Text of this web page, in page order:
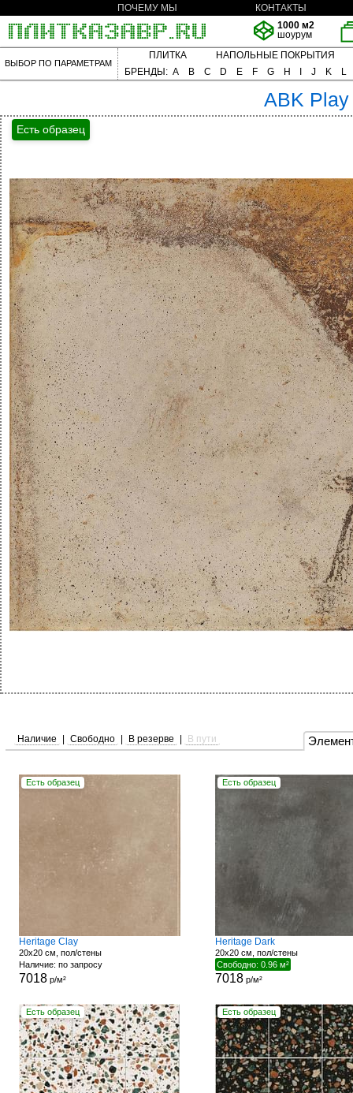
ПОЧЕМУ МЫ
КОНТАКТЫ
1000 м2
шоурум
ВЫБОР ПО ПАРАМЕТРАМ
ПЛИТКА
НАПОЛЬНЫЕ ПОКРЫТИЯ
БРЕНДЫ: A B C D E F G H J K L
ABK Play
Есть образец
Наличие Свободно В резерве В пути
Есть образец
Heritage Clay
20x20 см, пол/стены
Наличие: по запросу
7018р/м²
Есть образец
Heritage Dark
20x20 см, пол/стены
Свободно: 0.96 м²
7018р/м²
Есть образец Есть образец